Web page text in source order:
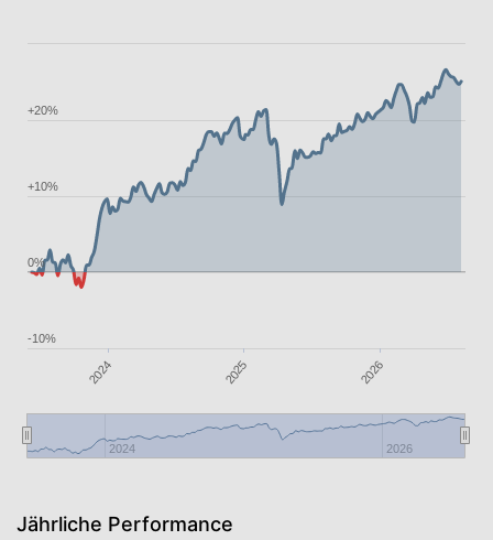
2024 2025 2026
2024 2026
-10%
0%
+10%
+20%
Jährliche Performance